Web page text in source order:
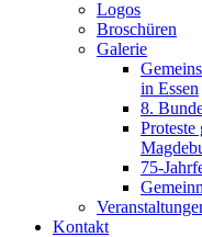
Logos
Broschüren
Galerie
in Essen
8.
75-
Kontakt